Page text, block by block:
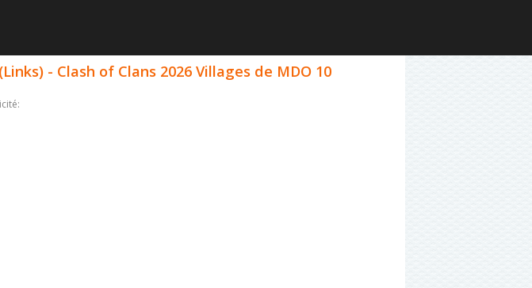
- Clash of Clans 2026 Villages de MDO 10